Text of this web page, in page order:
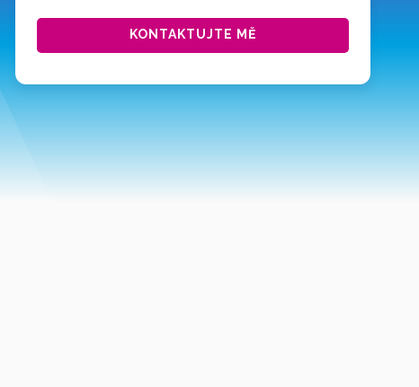
KONTAKTUJTE MĚ